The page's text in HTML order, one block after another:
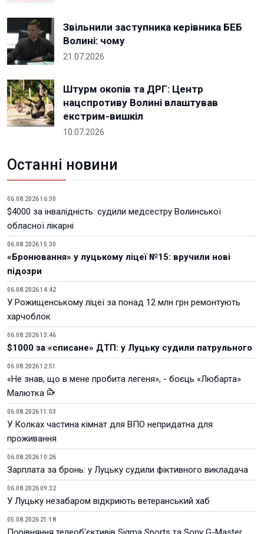
Звільнили заступника керівника БЕБ
Волині: чому
21.07.2026
Штурм окопів та ДРГ: Центр
нацспротиву Волині влаштував
екстрим-вишкіл
10.07.2026
Останні новини
06.08.2026 16:30
$4000 за інвалідність: судили медсестру Волинської
обласної лікарні
06.08.2026 15:30
«Бронювання» у луцькому ліцеї №15: вручили нові
підозри
06.08.2026 14:42
У Рожищенському ліцеї за понад 12 млн грн ремонтують
харчоблок
06.08.2026 13:46
$1000 за «списане» ДТП: у Луцьку судили патрульного
06.08.2026 12:51
«Не знав, що в мене пробита легеня», - боєць «Любарта»
Малютка
06.08.2026 11:03
У Колках частина кімнат для ВПО непридатна для
проживання
06.08.2026 10:26
Зарплата за бронь: у Луцьку судили фіктивного викладача
06.08.2026 09:32
У Луцьку незабаром відкриють ветеранський хаб
05.08.2026 21:18